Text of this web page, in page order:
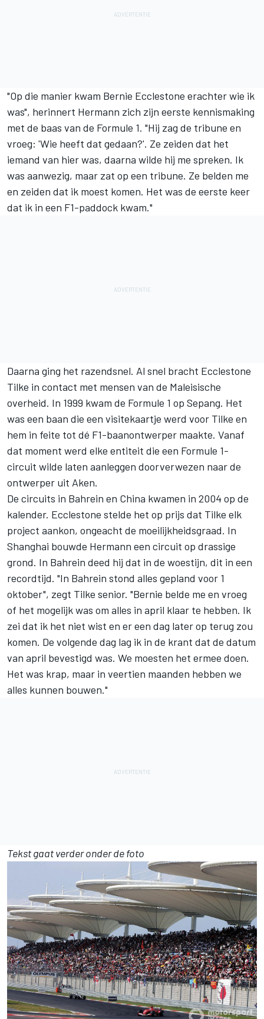
"Op die manier kwam Bernie Ecclestone erachter wie ik
was", herinnert Hermann zich zijn eerste kennismaking
met de baas van de Formule 1. "Hij zag de tribune en
vroeg: 'Wie heeft dat gedaan?'. Ze zeiden dat het
iemand van hier was, daarna wilde hij me spreken. Ik
was aanwezig, maar zat op een tribune. Ze belden me
en zeiden dat ik moest komen. Het was de eerste keer
dat ik in een F1-paddock kwam."
Daarna ging het razendsnel. Al snel bracht Ecclestone
Tilke in contact met mensen van de Maleisische
overheid. In 1999 kwam de Formule 1 op Sepang. Het
was een baan die een visitekaartje werd voor Tilke en
hem in feite tot dé F1-baanontwerper maakte. Vanaf
dat moment werd elke entiteit die een Formule 1-
circuit wilde laten aanleggen doorverwezen naar de
ontwerper uit Aken.
De circuits in Bahrein en China kwamen in 2004 op de
kalender. Ecclestone stelde het op prijs dat Tilke elk
project aankon, ongeacht de moeilijkheidsgraad. In
Shanghai bouwde Hermann een circuit op drassige
grond. In Bahrein deed hij dat in de woestijn, dit in een
recordtijd. "In Bahrein stond alles gepland voor 1
oktober", zegt Tilke senior. "Bernie belde me en vroeg
of het mogelijk was om alles in april klaar te hebben. Ik
zei dat ik het niet wist en er een dag later op terug zou
komen. De volgende dag lag ik in de krant dat de datum
van april bevestigd was. We moesten het ermee doen.
Het was krap, maar in veertien maanden hebben we
alles kunnen bouwen."
Tekst gaat verder onder de foto